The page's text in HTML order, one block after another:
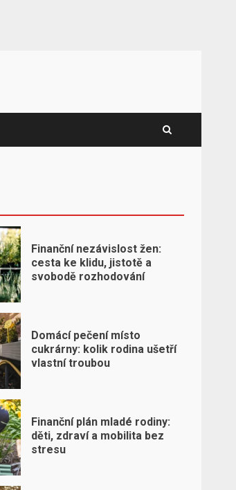
Finanční nezávislost žen:
cesta ke klidu, jistotě a
svobodě rozhodování
Domácí pečení místo
cukrárny: kolik rodina ušetří
vlastní troubou
Finanční plán mladé rodiny:
děti, zdraví a mobilita bez
stresu